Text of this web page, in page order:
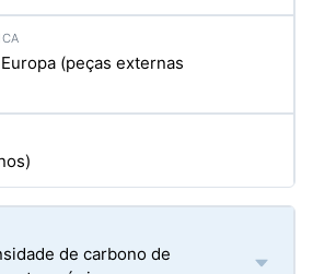
(peças externas
de carbono de